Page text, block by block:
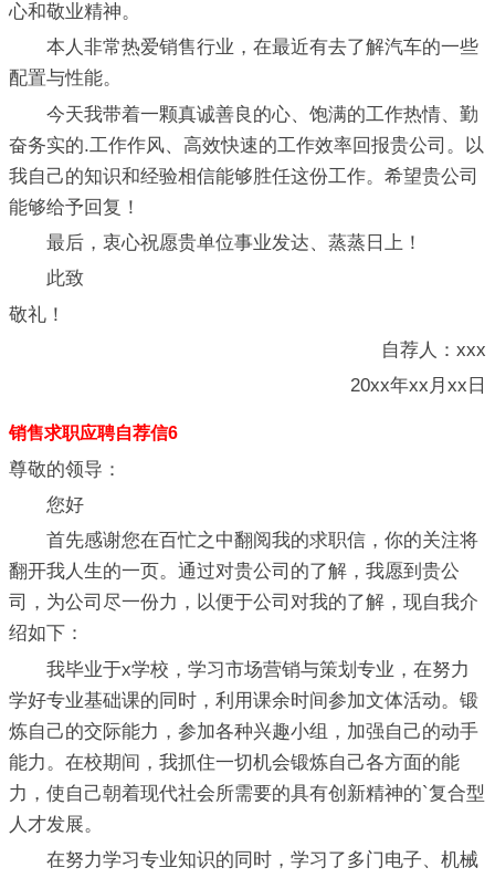
心和敬业精神。
本人非常热爱销售行业，在最近有去了解汽车的一些
配置与性能。
今天我带着一颗真诚善良的心、饱满的工作热情、勤
奋务实的.工作作风、高效快速的工作效率回报贵公司。以
我自己的知识和经验相信能够胜任这份工作。希望贵公司
能够给予回复！
最后，衷心祝愿贵单位事业发达、蒸蒸日上！
此致
敬礼！
自荐人：xxx
20xx年xx月xx日
销售求职应聘自荐信6
尊敬的领导：
您好
首先感谢您在百忙之中翻阅我的求职信，你的关注将
翻开我人生的一页。通过对贵公司的了解，我愿到贵公
司，为公司尽一份力，以便于公司对我的了解，现自我介
绍如下：
我毕业于x学校，学习市场营销与策划专业，在努力
学好专业基础课的同时，利用课余时间参加文体活动。锻
炼自己的交际能力，参加各种兴趣小组，加强自己的动手
能力。在校期间，我抓住一切机会锻炼自己各方面的能
力，使自己朝着现代社会所需要的具有创新精神的`复合型
人才发展。
在努力学习专业知识的同时，学习了多门电子、机械